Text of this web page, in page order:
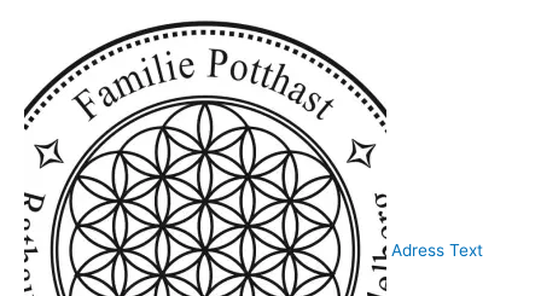
Adress Text